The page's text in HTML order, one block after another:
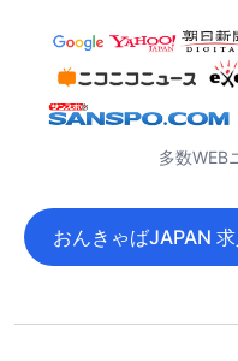
多数WEB
おんきゃばJAPAN